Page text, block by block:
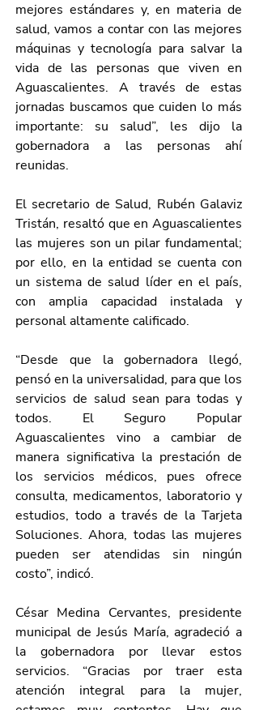
mejores estándares y, en materia de
salud, vamos a contar con las mejores
máquinas y tecnología para salvar la
vida de las personas que viven en
Aguascalientes. A través de estas
jornadas buscamos que cuiden lo más
importante: su salud”, les dijo la
gobernadora a las personas ahí
reunidas.
El secretario de Salud, Rubén Galaviz
Tristán, resaltó que en Aguascalientes
las mujeres son un pilar fundamental;
por ello, en la entidad se cuenta con
un sistema de salud líder en el país,
con amplia capacidad instalada y
personal altamente calificado.
“Desde que la gobernadora llegó,
pensó en la universalidad, para que los
servicios de salud sean para todas y
todos. El Seguro Popular
Aguascalientes vino a cambiar de
manera significativa la prestación de
los servicios médicos, pues ofrece
consulta, medicamentos, laboratorio y
estudios, todo a través de la Tarjeta
Soluciones. Ahora, todas las mujeres
pueden ser atendidas sin ningún
costo”, indicó.
César Medina Cervantes, presidente
municipal de Jesús María, agradeció a
la gobernadora por llevar estos
servicios. “Gracias por traer esta
atención integral para la mujer,